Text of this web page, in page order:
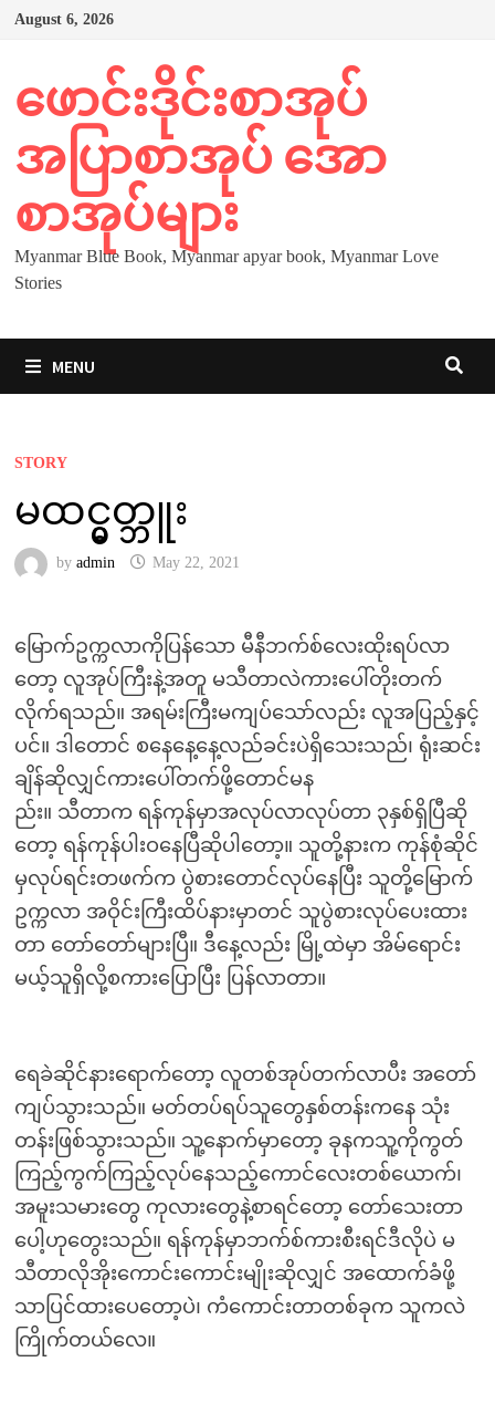
Skip
August 6, 2026
ဖောင်းဒိုင်းစာအုပ်
အပြာစာအုပ် အော
စာအုပ်များ
Myanmar Blue Book, Myanmar apyar book, Myanmar Love
Stories
MENU
STORY
မထင္မွတ္ဘူး
by admin May 22, 2021
မြောက်ဥက္ကလာကိုပြန်သော မီနီဘက်စ်လေးထိုးရပ်လာ
တော့ လူအုပ်ကြီးနဲ့အတူ မသီတာလဲကားပေါ်တိုးတက်
လိုက်ရသည်။ အရမ်းကြီးမကျပ်သော်လည်း လူအပြည့်နှင့်
ပင်။ ဒါတောင် စနေနေ့နေ့လည်ခင်းပဲရှိသေးသည်၊ ရုံးဆင်း
ချိန်ဆိုလျှင်ကားပေါ်တက်ဖို့တောင်မန
ည်း။ သီတာက ရန်ကုန်မှာအလုပ်လာလုပ်တာ ၃နှစ်ရှိပြီဆို
တော့ ရန်ကုန်ပါးဝနေပြီဆိုပါတော့။ သူတို့နားက ကုန်စုံဆိုင်
မှလုပ်ရင်းတဖက်က ပွဲစားတောင်လုပ်နေပြီး သူတို့မြောက်
ဥက္ကလာ အဝိုင်းကြီးထိပ်နားမှာတင် သူပွဲစားလုပ်ပေးထား
တာ တော်တော်များပြီ။ ဒီနေ့လည်း မြို့ထဲမှာ အိမ်ရောင်း
မယ့်သူရှိလို့စကားပြောပြီး ပြန်လာတာ။
ရေခဲဆိုင်နားရောက်တော့ လူတစ်အုပ်တက်လာပီး အတော်
ကျပ်သွားသည်။ မတ်တပ်ရပ်သူတွေနှစ်တန်းကနေ သုံး
တန်းဖြစ်သွားသည်။ သူ့နောက်မှာတော့ ခုနကသူ့ကိုကွတ်
ကြည့်ကွက်ကြည့်လုပ်နေသည့်ကောင်လေးတစ်ယောက်၊
အမူးသမားတွေ ကုလားတွေနဲ့စာရင်တော့ တော်သေးတာ
ပေါ့ဟုတွေးသည်။ ရန်ကုန်မှာဘက်စ်ကားစီးရင်ဒီလိုပဲ မ
သီတာလိုအိုးကောင်းကောင်းမျိုးဆိုလျှင် အထောက်ခံဖို့
သာပြင်ထားပေတော့ပဲ၊ ကံကောင်းတာတစ်ခုက သူကလဲ
ကြိုက်တယ်လေ။